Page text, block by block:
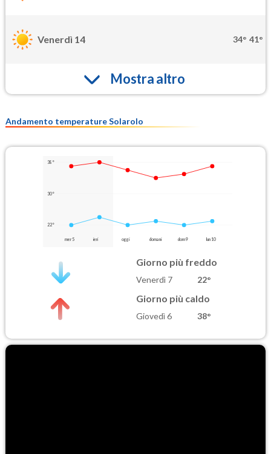
Venerdì 14 34° 41°
Mostra altro
Andamento temperature Solarolo
38°
30°
22°
mer 5 ieri oggi domani dom 9 lun 10
Giorno più freddo
Venerdì 7 22°
Giorno più caldo
Giovedì 6 38°